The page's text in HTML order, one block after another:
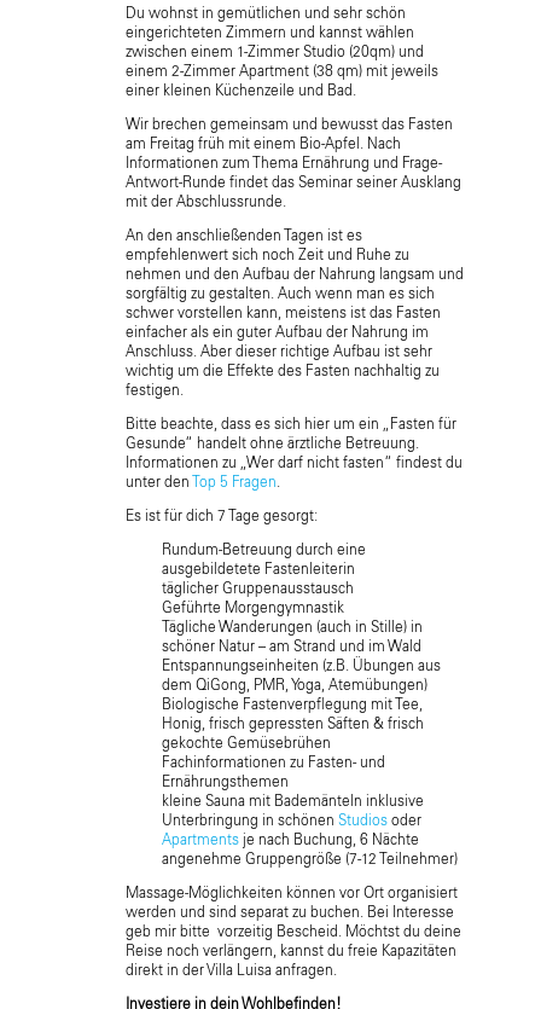
Du wohnst in gemütlichen und sehr schön
eingerichteten Zimmern und kannst wählen
zwischen einem 1-Zimmer Studio (20qm) und
einem 2-Zimmer Apartment (38 qm) mit jeweils
einer kleinen Küchenzeile und Bad.
Wir brechen gemeinsam und bewusst das Fasten
am Freitag früh mit einem Bio-Apfel. Nach
Informationen zum Thema Ernährung und Frage-
Antwort-Runde findet das Seminar seiner Ausklang
mit der Abschlussrunde.
An den anschließenden Tagen ist es
empfehlenwert sich noch Zeit und Ruhe zu
nehmen und den Aufbau der Nahrung langsam und
sorgfältig zu gestalten. Auch wenn man es sich
schwer vorstellen kann, meistens ist das Fasten
einfacher als ein guter Aufbau der Nahrung im
Anschluss. Aber dieser richtige Aufbau ist sehr
wichtig um die Effekte des Fasten nachhaltig zu
festigen.
Bitte beachte, dass es sich hier um ein „Fasten für
Gesunde“ handelt ohne ärztliche Betreuung.
Informationen zu „Wer darf nicht fasten“ findest du
unter den
Top 5 Fragen
Es ist für dich 7 Tage gesorgt:
Rundum-Betreuung durch eine
ausgebildetete Fastenleiterin
täglicher Gruppenausstausch
Geführte Morgengymnastik
Tägliche Wanderungen (auch in Stille) in
schöner Natur – am Strand und im Wald
Entspannungseinheiten (z.B. Übungen aus
dem QiGong, PMR, Yoga, Atemübungen)
Biologische Fastenverpflegung mit Tee,
Honig, frisch gepressten Säften & frisch
gekochte Gemüsebrühen
Fachinformationen zu Fasten- und
Ernährungsthemen
kleine Sauna mit Bademänteln inklusive
Unterbringung in schönen Studios oder
Apartments je nach Buchung, 6 Nächte
angenehme Gruppengröße (7-12 Teilnehmer)
Massage-Möglichkeiten können vor Ort organisiert
werden und sind separat zu buchen. Bei Interesse
geb mir bitte vorzeitig Bescheid. Möchtst du deine
Reise noch verlängern, kannst du freie Kapazitäten
direkt in der Villa Luisa anfragen.
Investiere in dein Wohlbefinden!